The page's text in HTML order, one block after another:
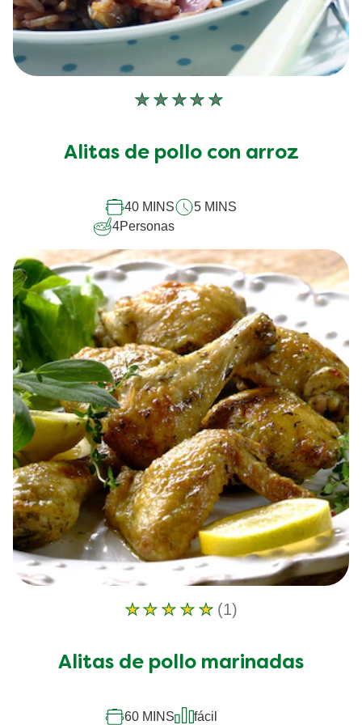
No
enviado
este
recipe
Alitas de pollo con arroz
40 MINS
5 MINS
4Personas
La
de
de
(1)
Alitas de pollo marinadas
60 MINS
fácil